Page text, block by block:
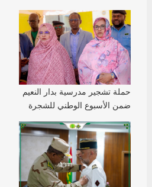
حملة تشجير مدرسية بدار النعيم
ضمن الأسبوع الوطني للشجرة